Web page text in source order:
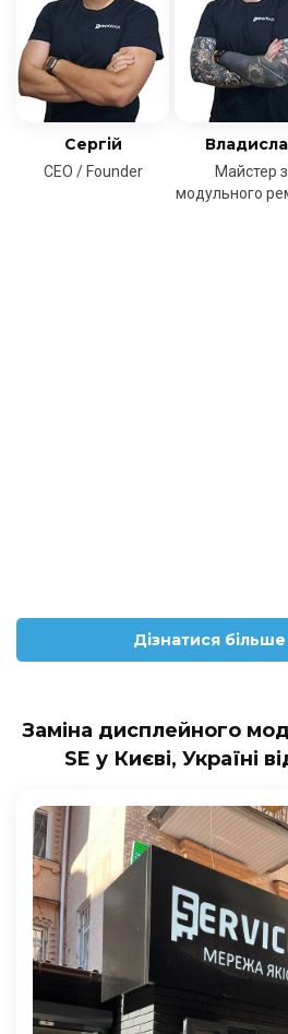
Сергій
CEO / Founder
Майстер з
модульного
Дізнатися
Заміна дисплейного
SE у Києві, Україні